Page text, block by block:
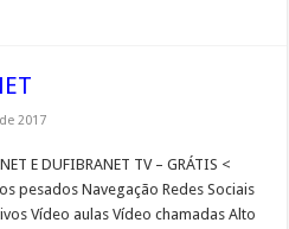
2017
E DUFIBRANET TV – GRÁTIS <
pesados Navegação Redes Sociais
Vídeo aulas​ Vídeo chamadas Alto